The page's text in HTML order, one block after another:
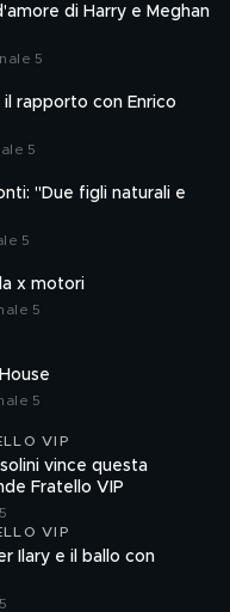
di Harry e Meghan
5
il rapporto con Enrico
5
e
5
x motori
5
5
VIP
vince questa
Fratello VIP
VIP
Ilary e il ballo con